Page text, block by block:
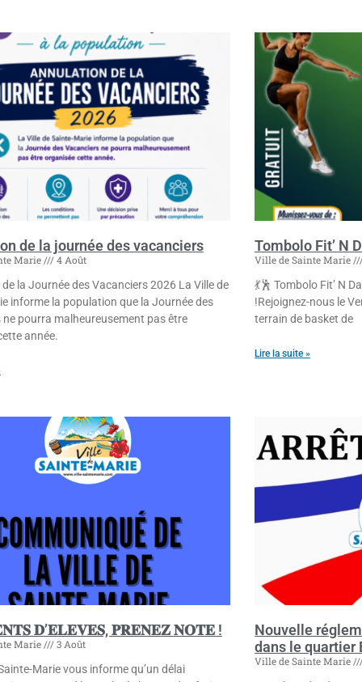
de la journée des vacanciers
Marie
4 Août
la Journée des Vacanciers 2026 La Ville de
informe la population que la Journée des
ne pourra malheureusement pas être
année.
Tombolo Fit’ N
Ville de Sainte Marie
💃🕺 Tombolo Fit’ N
!Rejoignez-nous le
terrain de basket de
Lire la suite »
𝐃’𝐄𝐋𝐄𝐕𝐄𝐒, 𝐏𝐑𝐄𝐍𝐄𝐙 𝐍𝐎𝐓𝐄 !
Marie
3 Août
Marie vous informe qu’un délai
Nouvelle
dans le quartier
Ville de Sainte Marie